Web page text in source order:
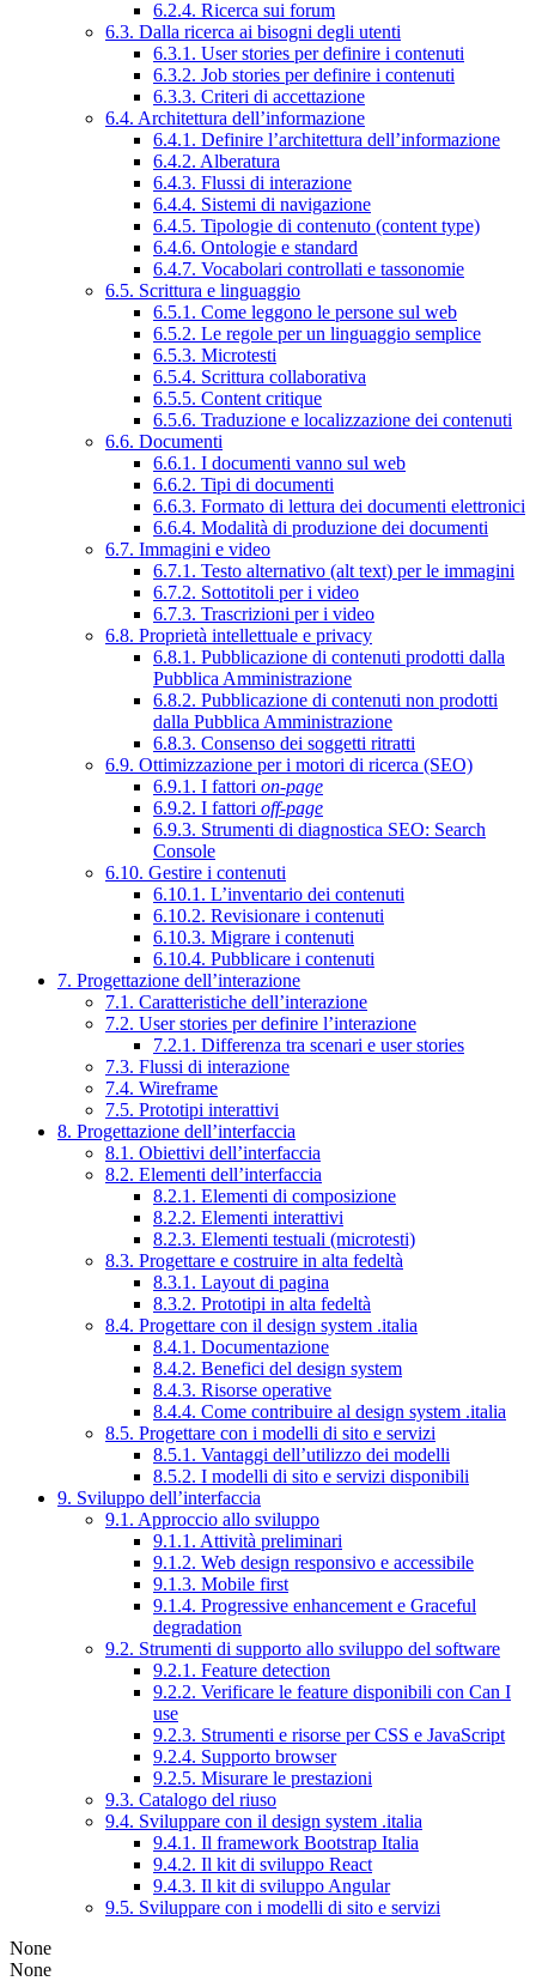
6.2.4. Ricerca sui forum
6.3. Dalla ricerca ai bisogni degli utenti
6.3.1. User stories per definire i contenuti
6.3.2. Job stories per definire i contenuti
6.3.3. Criteri di accettazione
6.4. Architettura dell’informazione
6.4.1. Definire l’architettura dell’informazione
6.4.2. Alberatura
6.4.3. Flussi di interazione
6.4.4. Sistemi di navigazione
6.4.5. Tipologie di contenuto (content type)
6.4.6. Ontologie e standard
6.4.7. Vocabolari controllati e tassonomie
6.5. Scrittura e linguaggio
6.5.1. Come leggono le persone sul web
6.5.2. Le regole per un linguaggio semplice
6.5.3. Microtesti
6.5.4. Scrittura collaborativa
6.5.5. Content critique
6.5.6. Traduzione e localizzazione dei contenuti
6.6. Documenti
6.6.1. I documenti vanno sul web
6.6.2. Tipi di documenti
6.6.3. Formato di lettura dei documenti elettronici
6.6.4. Modalità di produzione dei documenti
6.7. Immagini e video
6.7.1. Testo alternativo (alt text) per le immagini
6.7.2. Sottotitoli per i video
6.7.3. Trascrizioni per i video
6.8. Proprietà intellettuale e privacy
6.8.1. Pubblicazione di contenuti prodotti dalla
Pubblica Amministrazione
6.8.2. Pubblicazione di contenuti non prodotti
dalla Pubblica Amministrazione
6.8.3. Consenso dei soggetti ritratti
6.9. Ottimizzazione per i motori di ricerca (SEO)
6.9.1. I fattori on-page
6.9.2. I fattori off-page
6.9.3. Strumenti di diagnostica SEO: Search
Console
6.10. Gestire i contenuti
6.10.1. L’inventario dei contenuti
6.10.2. Revisionare i contenuti
6.10.3. Migrare i contenuti
6.10.4. Pubblicare i contenuti
7. Progettazione dell’interazione
7.1. Caratteristiche dell’interazione
7.2. User stories per definire l’interazione
7.2.1. Differenza tra scenari e user stories
7.3. Flussi di interazione
7.4. Wireframe
7.5. Prototipi interattivi
8. Progettazione dell’interfaccia
8.1. Obiettivi dell’interfaccia
8.2. Elementi dell’interfaccia
8.2.1. Elementi di composizione
8.2.2. Elementi interattivi
8.2.3. Elementi testuali (microtesti)
8.3. Progettare e costruire in alta fedeltà
8.3.1. Layout di pagina
8.3.2. Prototipi in alta fedeltà
8.4. Progettare con il design system .italia
8.4.1. Documentazione
8.4.2. Benefici del design system
8.4.3. Risorse operative
8.4.4. Come contribuire al design system .italia
8.5. Progettare con i modelli di sito e servizi
8.5.1. Vantaggi dell’utilizzo dei modelli
8.5.2. I modelli di sito e servizi disponibili
9. Sviluppo dell’interfaccia
9.1. Approccio allo sviluppo
9.1.1. Attività preliminari
9.1.2. Web design responsivo e accessibile
9.1.3. Mobile first
9.1.4. Progressive enhancement e Graceful
degradation
9.2. Strumenti di supporto allo sviluppo del software
9.2.1. Feature detection
9.2.2. Verificare le feature disponibili con Can I
use
9.2.3. Strumenti e risorse per CSS e JavaScript
9.2.4. Supporto browser
9.2.5. Misurare le prestazioni
9.3. Catalogo del riuso
9.4. Sviluppare con il design system .italia
9.4.1. Il framework Bootstrap Italia
9.4.2. Il kit di sviluppo React
9.4.3. Il kit di sviluppo Angular
9.5. Sviluppare con i modelli di sito e servizi
None
None